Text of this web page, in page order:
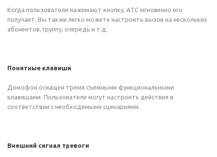
Когда пользователи нажимают кнопку, АТС мгновенно его
получает. Вы также легко можете настроить вызов на нескольких
абонентов, группу, очередь и т.д.
Понятные клавиши
Домофон оснащен тремя съемными функциональными
клавишами. Пользователи могут настроить действия в
соответствии с необходимыми сценариями.
Внешний сигнал тревоги